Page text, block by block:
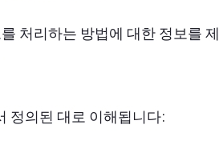
처리하는 방법에 대한 정보를
정의된 대로 이해됩니다: